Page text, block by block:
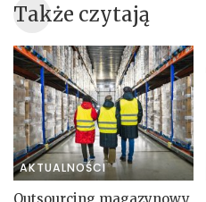
Także czytają
AKTUALNOŚCI